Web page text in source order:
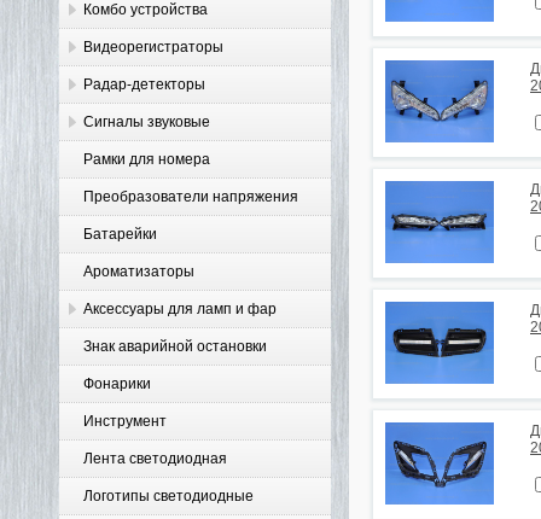
Комбо устройства
Видеорегистраторы
Радар-детекторы
Сигналы звуковые
Рамки для номера
Преобразователи напряжения
Батарейки
Ароматизаторы
Аксессуары для ламп и фар
Знак аварийной остановки
Фонарики
Инструмент
Лента светодиодная
Логотипы светодиодные